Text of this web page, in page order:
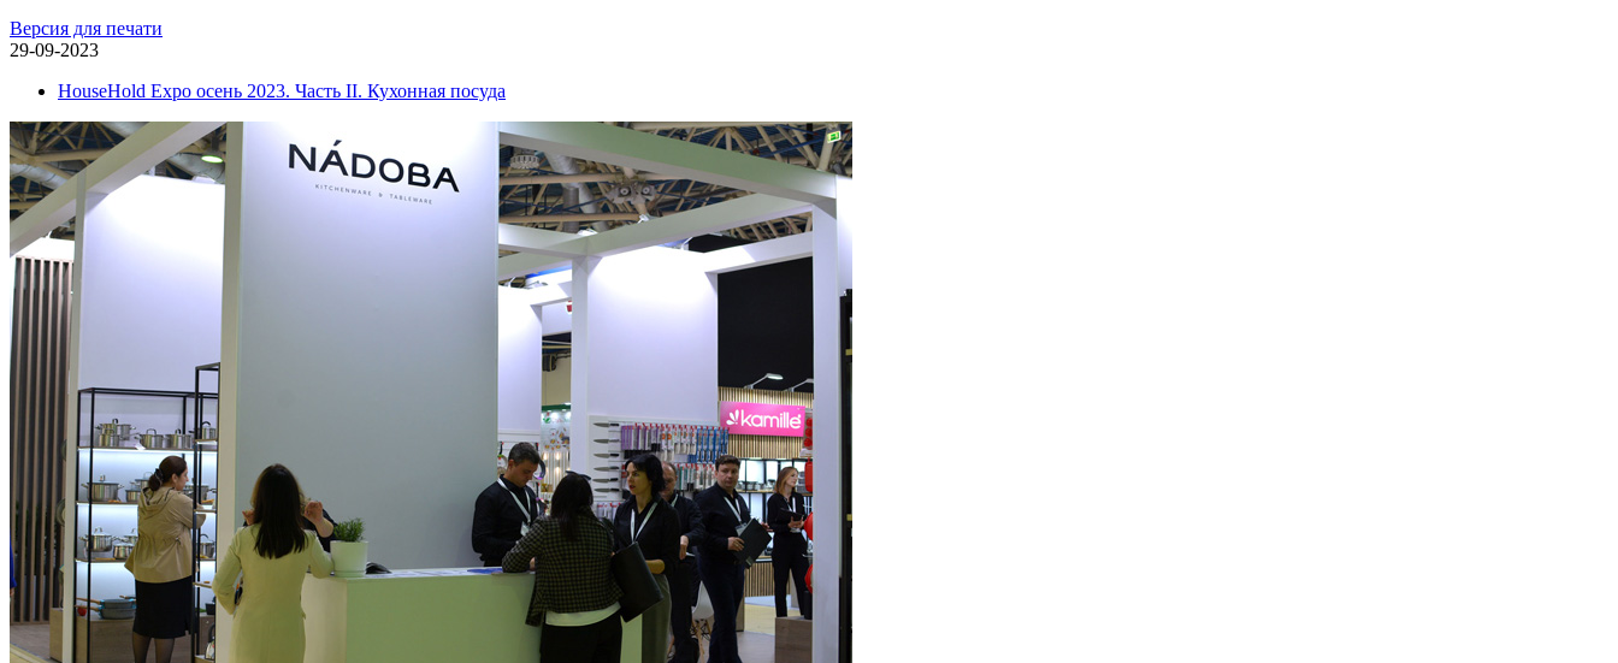
Версия для печати
29-09-2023
HouseHold Expo осень 2023. Часть II. Кухонная посуда